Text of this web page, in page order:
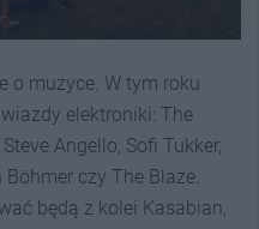
o muzyce. W tym roku
elektroniki: The
Angello, Sofi Tukker,
czy The Blaze.
będą z kolei Kasabian,